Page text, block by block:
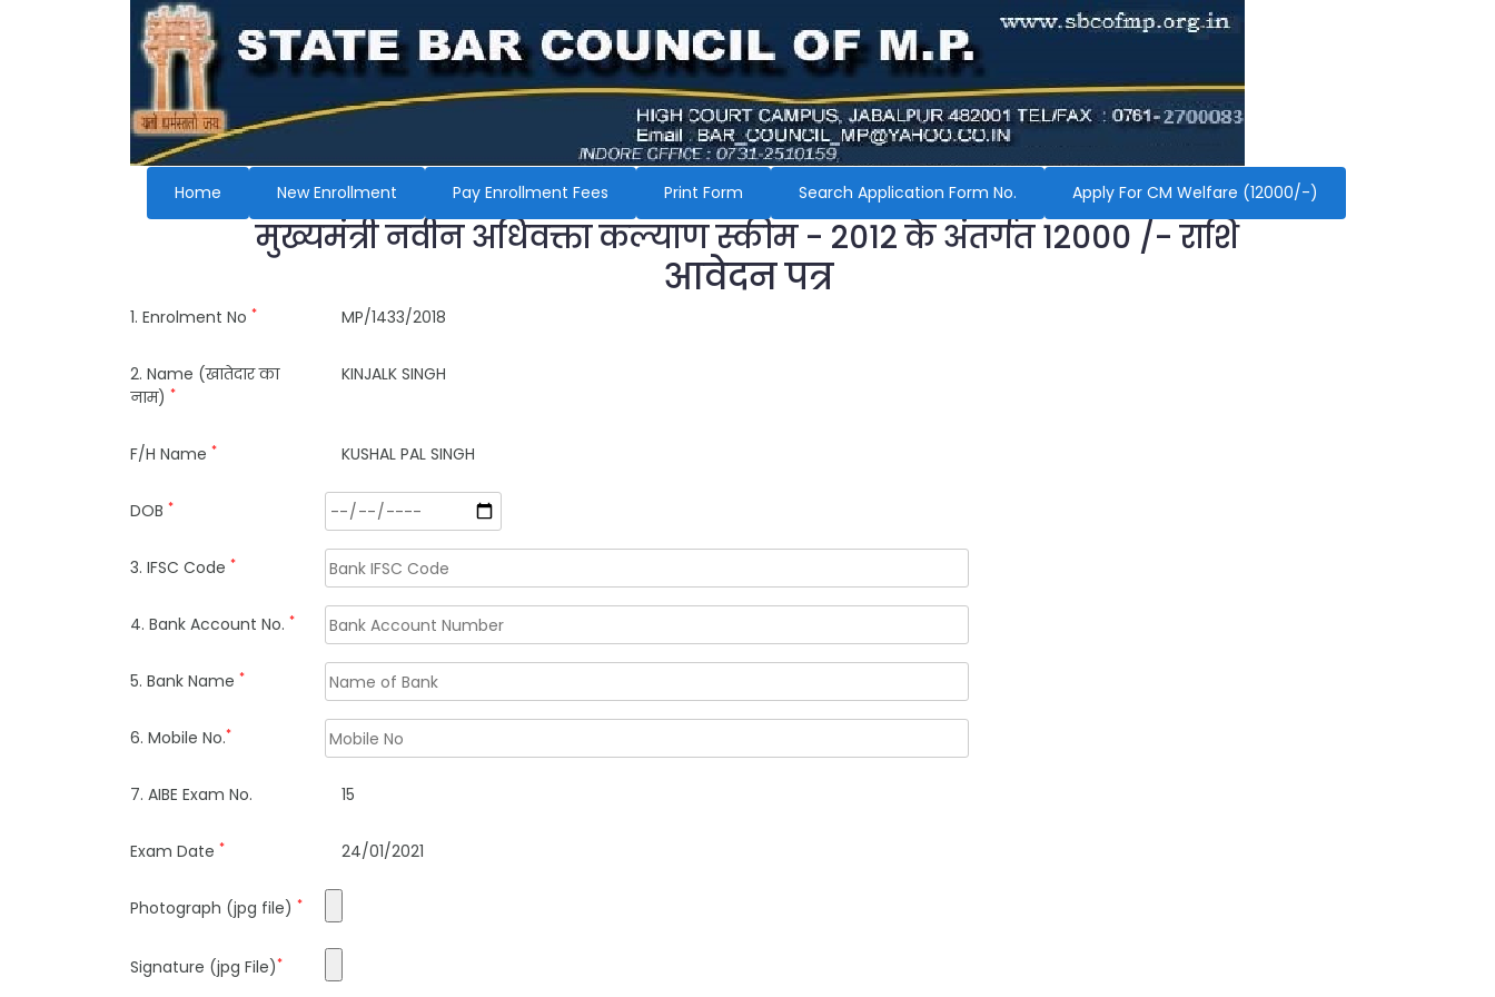
Home New Enrollment Pay Enrollment Fees Print Form Search Application Form No. Apply For CM Welfare (12000/-)
मुख्यमंत्री नवीन अधिवक्ता कल्याण स्कीम - 2012 के अंतर्गत 12000 /- राशि
आवेदन पत्र
1. Enrolment No * MP/1433/2018
2. Name (खातेदार का
नाम) *
KINJALK SINGH
F/H Name * KUSHAL PAL SINGH
DOB *
3. IFSC Code *
4. Bank Account No. *
5. Bank Name *
6. Mobile No.*
7. AIBE Exam No. 15
Exam Date * 24/01/2021
Photograph (jpg file) *
Signature (jpg File)*